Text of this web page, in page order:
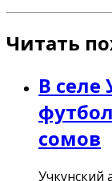
Читать
В селе
сомов
Учкунский